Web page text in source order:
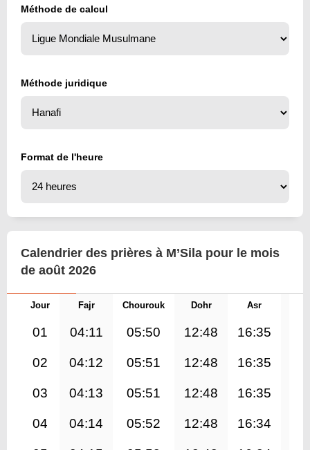
Méthode de calcul
Méthode juridique
Format de l'heure
Calendrier des prières à M’Sila pour le mois
de août 2026
Jour Fajr Chourouk Dohr Asr
01 04:11 05:50 12:48 16:35
02 04:12 05:51 12:48 16:35
03 04:13 05:51 12:48 16:35
04 04:14 05:52 12:48 16:34